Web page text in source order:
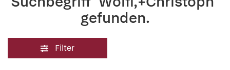
gefunden.
Filter